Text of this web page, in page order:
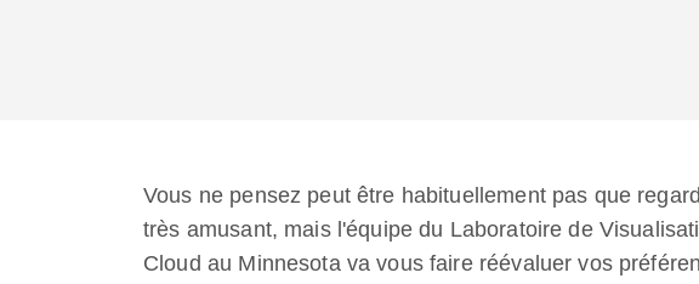
Vous ne pensez peut être habituellement pas que
très amusant, mais l'équipe du Laboratoire de
Cloud au Minnesota va vous faire réévaluer vos